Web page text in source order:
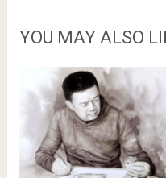
YOU MAY ALSO